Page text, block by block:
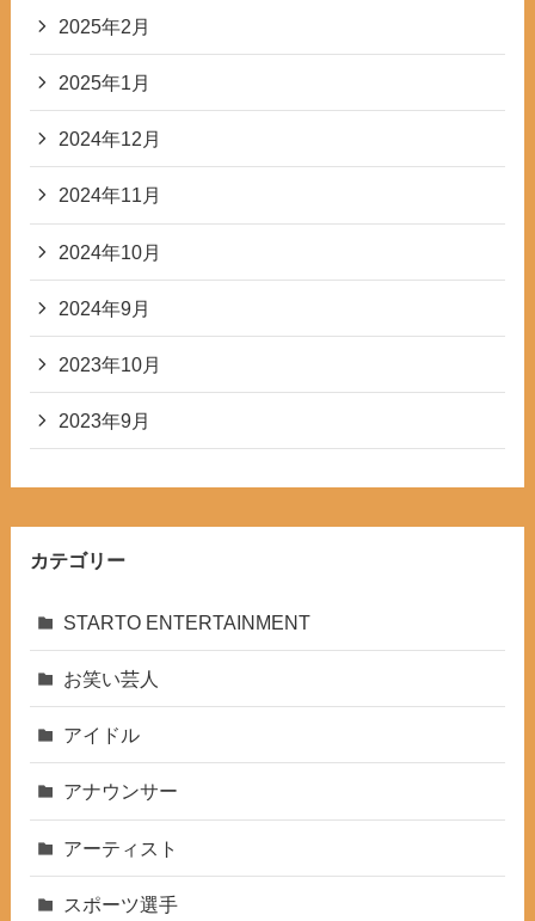
2025年2月
2025年1月
2024年12月
2024年11月
2024年10月
2024年9月
2023年10月
2023年9月
カテゴリー
STARTO ENTERTAINMENT
お笑い芸人
アイドル
アナウンサー
アーティスト
スポーツ選手